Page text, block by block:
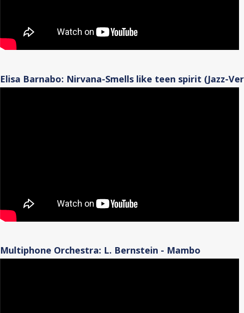
Elisa Barnabo: Nirvana-Smells like teen spirit (Jazz-
Multiphone Orchestra: L. Bernstein - Mambo